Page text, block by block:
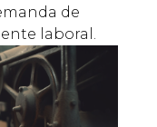
de
laboral.